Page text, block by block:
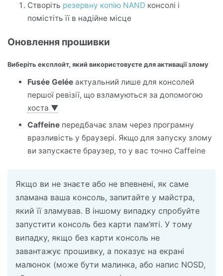
Створіть резервну копію NAND консолі і
помістіть її в надійне місце
Оновлення прошивки
Виберіть експлойт, який використовуєте для активації злому
Fusée Gelée актуальний лише для консолей
першої ревізії, що взламуються за допомогою
хоста ▼
Caffeine передбачає злам через програмну
вразливість у браузері. Якщо для запуску злому
ви запускаєте браузер, то у вас точно Caffeine
Якщо ви не знаєте або не впевнені, як саме
зламана ваша консоль, запитайте у майстра,
який її зламував. В іншому випадку спробуйте
запустити консоль без карти пам’яті. У тому
випадку, якщо без карти консоль не
завантажує прошивку, а показує на екрані
малюнок (може бути малинка, або напис NOSD,